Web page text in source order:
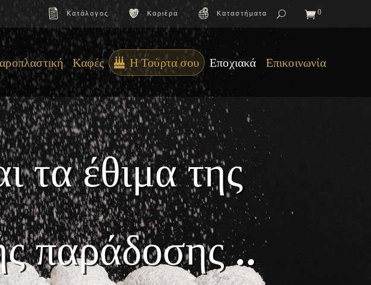
Κατάλογος Καριέρα Καταστήματα 0
Καφές Η Τούρτα σου Εποχιακά Επικοινωνία
ιταέθιματης
ςπαράδοσης..